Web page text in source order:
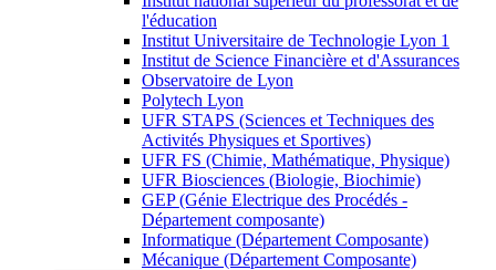
l'éducation
Institut Universitaire de Technologie Lyon 1
Institut de Science Financière et d'Assurances
Observatoire de Lyon
Polytech Lyon
UFR STAPS (Sciences et Techniques des
Activités Physiques et Sportives)
UFR FS (Chimie, Mathématique, Physique)
UFR Biosciences (Biologie, Biochimie)
GEP (Génie Electrique des Procédés -
Département composante)
Informatique (Département Composante)
Mécanique (Département Composante)